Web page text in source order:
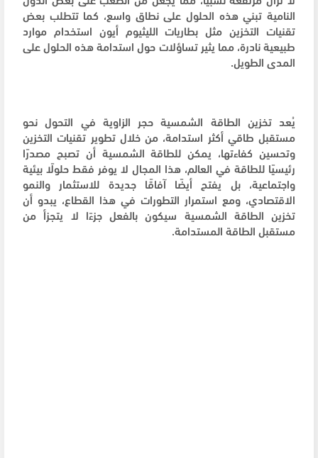
النامية تبني هذه الحلول على نطاق واسع، كما تتطلب بعض
تقنيات التخزين مثل بطاريات الليثيوم أيون استخدام موارد
طبيعية نادرة، مما يثير تساؤلات حول استدامة هذه الحلول على
المدى الطويل.
يُعد تخزين الطاقة الشمسية حجر الزاوية في التحول نحو
مستقبل طاقي أكثر استدامة، من خلال تطوير تقنيات التخزين
وتحسين كفاءتها، يمكن للطاقة الشمسية أن تصبح مصدرًا
رئيسيًا للطاقة في العالم، هذا المجال لا يوفر فقط حلولًا بيئية
واجتماعية، بل يفتح أيضًا آفاقًا جديدة للاستثمار والنمو
الاقتصادي، ومع استمرار التطورات في هذا القطاع، يبدو أن
تخزين الطاقة الشمسية سيكون بالفعل جزءًا لا يتجزأ من
مستقبل الطاقة المستدامة.